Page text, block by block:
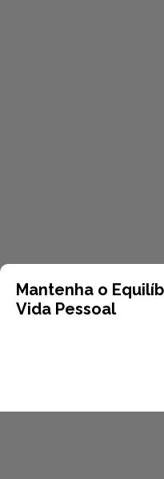
Mantenha o
Vida Pessoal